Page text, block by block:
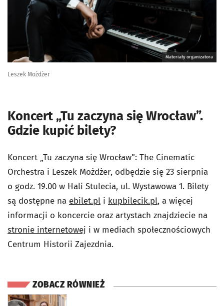
Materiały organizatora
Leszek Możdżer
Koncert „Tu zaczyna się Wrocław”.
Gdzie kupić bilety?
Koncert „Tu zaczyna się Wrocław”: The Cinematic
Orchestra i Leszek Możdżer, odbędzie się 23 sierpnia
o godz. 19.00 w Hali Stulecia, ul. Wystawowa 1. Bilety
są dostępne na ebilet.pl i kupbilecik.pl, a więcej
informacji o koncercie oraz artystach znajdziecie na
stronie internetowej i w mediach społecznościowych
Centrum Historii Zajezdnia.
ZOBACZ RÓWNIEŻ
otworzy się w nowej karcie